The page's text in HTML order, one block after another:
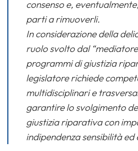
consenso e,
parti a rimuoverli.
In considerazione della
ruolo svolto dal
programmi di giustizia
legislatore richiede
multidisciplinari e
garantire lo svolgimento
giustizia riparativa con
indipendenza sensibilità